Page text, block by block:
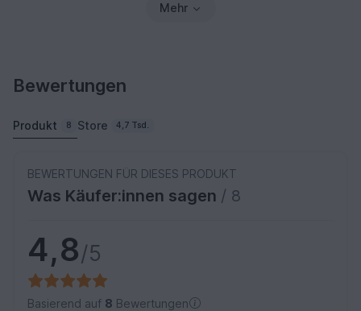
Mehr
Bewertungen
Produkt 8 Store 4,7 Tsd.
BEWERTUNGEN FÜR DIESES PRODUKT
Was Käufer:innen sagen / 8
4,8/5
Basierend auf 8 Bewertungen